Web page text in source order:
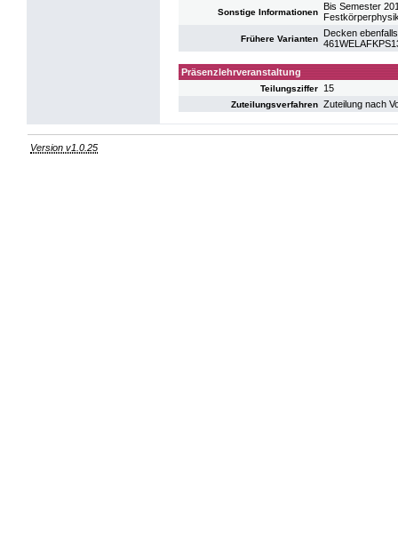
Sonstige Informationen
Bis Semester
Frühere Varianten
Decken
Präsenzlehrveranstaltung
Teilungsziffer 15
Zuteilungsverfahren Zuteilung nach
Version v1.0.25